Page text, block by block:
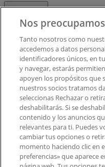
Contacto comercial
Tienda mal
Notificar un folleto
¿Encontraste un
aplicación?
Índices
Marcas
Nos
Tanto nosotros como
accedemos a datos
identificadores únicos, en
y navegar, estarás
apoyen los propósitos que
nuestros socios tratamos
seleccionas Rechazar o
deshabilitarás. Si se
contenido y los anuncios
relevantes para ti. Puedes
cambiar tus opciones o
momento haciendo clic en
preferencias» que aparece